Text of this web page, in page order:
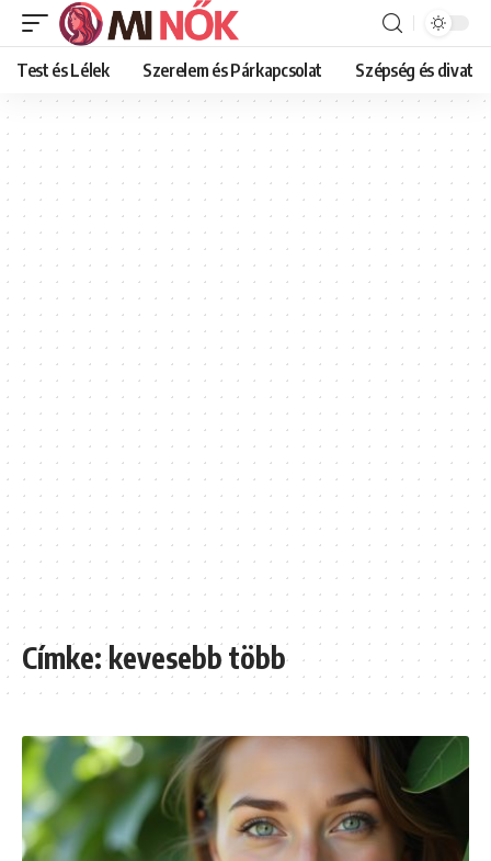
Test és Lélek Szerelem és Párkapcsolat Szépség és divat
Címke:kevesebb több